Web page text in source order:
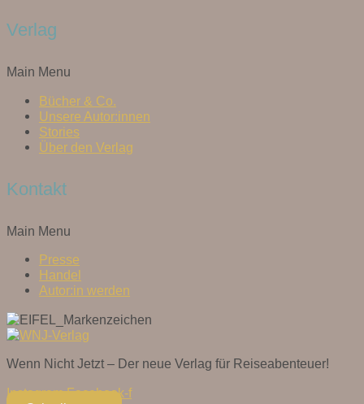
Verlag
Main Menu
Bücher & Co.
Unsere Autor:innen
Stories
Über den Verlag
Kontakt
Main Menu
Presse
Handel
Autor:in werden
Wenn Nicht Jetzt – Der neue Verlag für Reiseabenteuer!
Instagram Facebook-f